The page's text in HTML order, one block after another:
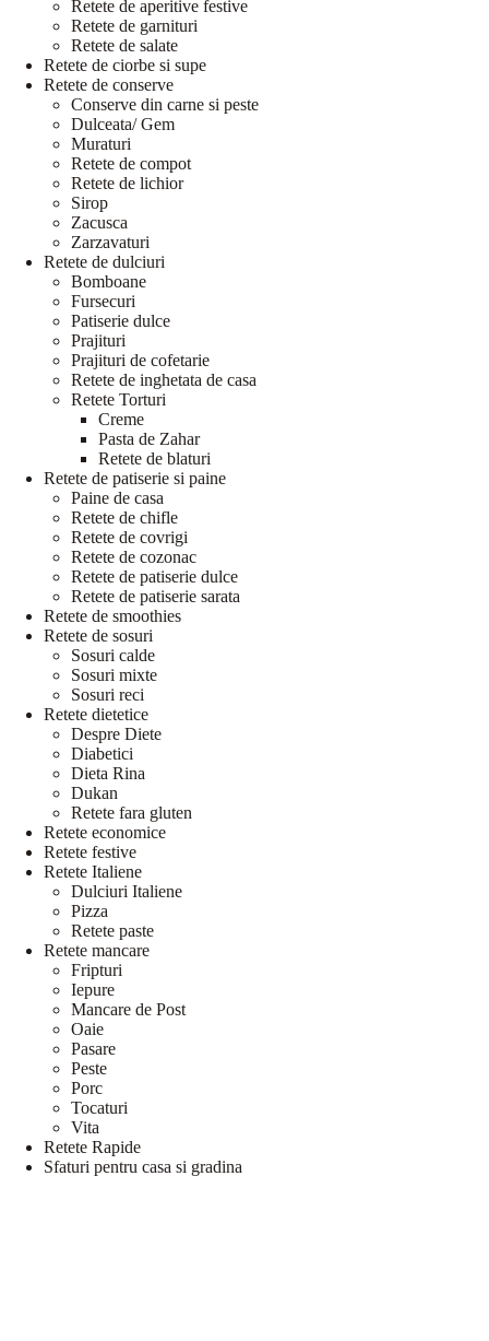
Retete de aperitive festive
Retete de garnituri
Retete de salate
Retete de ciorbe si supe
Retete de conserve
Conserve din carne si peste
Dulceata/ Gem
Muraturi
Retete de compot
Retete de lichior
Sirop
Zacusca
Zarzavaturi
Retete de dulciuri
Bomboane
Fursecuri
Patiserie dulce
Prajituri
Prajituri de cofetarie
Retete de inghetata de casa
Retete Torturi
Creme
Pasta de Zahar
Retete de blaturi
Retete de patiserie si paine
Paine de casa
Retete de chifle
Retete de covrigi
Retete de cozonac
Retete de patiserie dulce
Retete de patiserie sarata
Retete de smoothies
Retete de sosuri
Sosuri calde
Sosuri mixte
Sosuri reci
Retete dietetice
Despre Diete
Diabetici
Dieta Rina
Dukan
Retete fara gluten
Retete economice
Retete festive
Retete Italiene
Dulciuri Italiene
Pizza
Retete paste
Retete mancare
Fripturi
Iepure
Mancare de Post
Oaie
Pasare
Peste
Porc
Tocaturi
Vita
Retete Rapide
Sfaturi pentru casa si gradina